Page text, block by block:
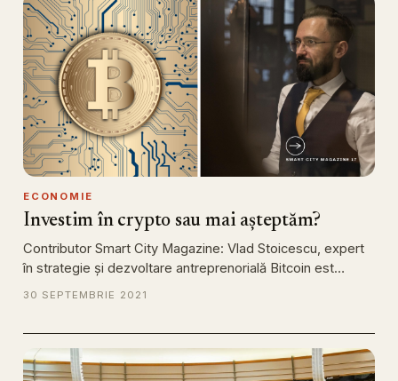
ECONOMIE
Investim în crypto sau mai așteptăm?
Contributor Smart City Magazine: Vlad Stoicescu, expert
în strategie și dezvoltare antreprenorială Bitcoin est…
30 SEPTEMBRIE 2021